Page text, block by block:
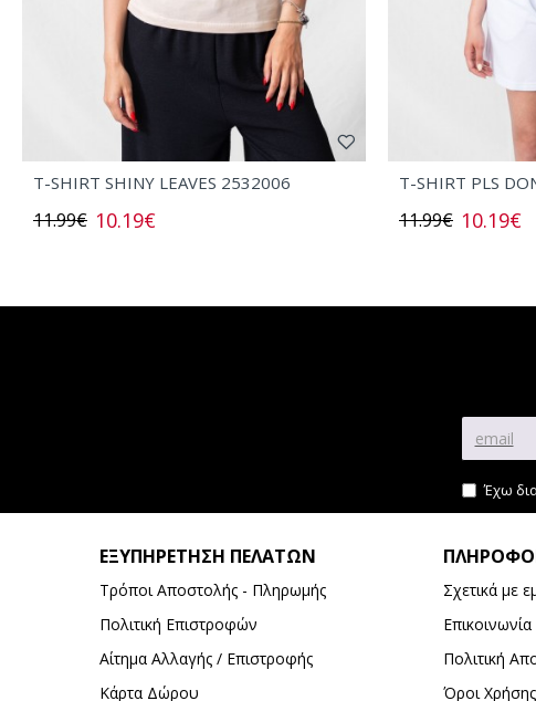
T-SHIRT SHINY LEAVES 2532006
10.19€
11.99€
T-SHIRT PLS
10.19€
11.99€
Έχω
ΕΞΥΠΗΡΈΤΗΣΗ ΠΕΛΑΤΏΝ
Τρόποι Αποστολής - Πληρωμής
Πολιτική Επιστροφών
Αίτημα Αλλαγής / Επιστροφής
Κάρτα Δώρου
Σχετικά με
Επικοινωνία
Πολιτική
Όροι Χρήσης